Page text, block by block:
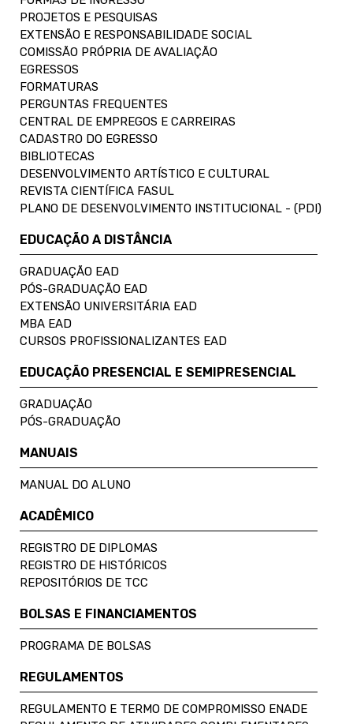
PROJETOS E PESQUISAS
EXTENSÃO E RESPONSABILIDADE SOCIAL
COMISSÃO PRÓPRIA DE AVALIAÇÃO
EGRESSOS
FORMATURAS
PERGUNTAS FREQUENTES
CENTRAL DE EMPREGOS E CARREIRAS
CADASTRO DO EGRESSO
BIBLIOTECAS
DESENVOLVIMENTO ARTÍSTICO E CULTURAL
REVISTA CIENTÍFICA FASUL
PLANO DE DESENVOLVIMENTO INSTITUCIONAL - (PDI)
EDUCAÇÃO A DISTÂNCIA
GRADUAÇÃO EAD
PÓS-GRADUAÇÃO EAD
EXTENSÃO UNIVERSITÁRIA EAD
MBA EAD
CURSOS PROFISSIONALIZANTES EAD
EDUCAÇÃO PRESENCIAL E SEMIPRESENCIAL
GRADUAÇÃO
PÓS-GRADUAÇÃO
MANUAIS
MANUAL DO ALUNO
ACADÊMICO
REGISTRO DE DIPLOMAS
REGISTRO DE HISTÓRICOS
REPOSITÓRIOS DE TCC
BOLSAS E FINANCIAMENTOS
PROGRAMA DE BOLSAS
REGULAMENTOS
REGULAMENTO E TERMO DE COMPROMISSO ENADE